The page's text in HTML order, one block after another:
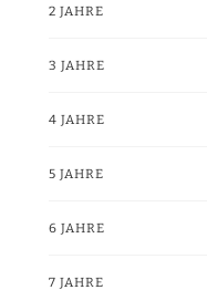
2 JAHRE
3 JAHRE
4 JAHRE
5 JAHRE
6 JAHRE
7 JAHRE